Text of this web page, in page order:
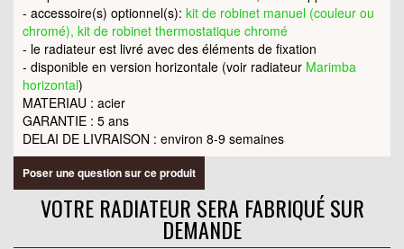
- accessoire(s) optionnel(s): kit de robinet manuel (couleur ou
chromé), kit de robinet thermostatique chromé
- le radiateur est livré avec des éléments de fixation
- disponible en version horizontale (voir radiateur Marimba
horizontal)
MATERIAU : acier
GARANTIE : 5 ans
DELAI DE LIVRAISON : environ 8-9 semaines
Poser une question sur ce produit
VOTRE RADIATEUR SERA FABRIQUÉ SUR
DEMANDE